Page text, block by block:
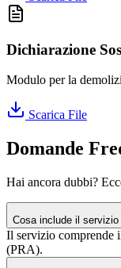
Dichiarazione
Modulo per la
Scarica File
Domande
Hai ancora dubbi?
Cosa include il
Il servizio comprende
(PRA).